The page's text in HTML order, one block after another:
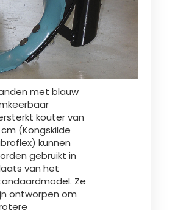
Polski
downladen
Italiano
Dansk
Română
met blauw
kouter van
cm (Kongskilde
kunnen
gebruikt in
van het
Ze
ontworpen om